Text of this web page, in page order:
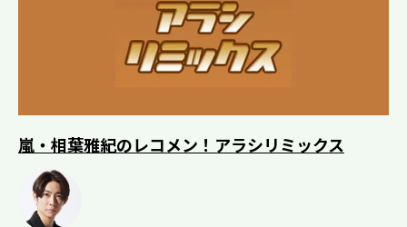
嵐・相葉雅紀のレコメン！アラシリミックス